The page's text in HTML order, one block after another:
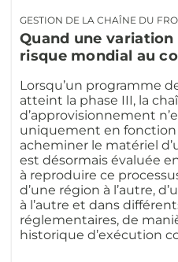
GESTION DE LA CHAÎNE DU
Quand une
risque mondial au
Lorsqu’un programme
atteint la phase III, la
d’approvisionnement
uniquement en fonction
acheminer le matériel
est désormais évaluée
à reproduire ce
d’une région à l’autre,
à l’autre et dans
réglementaires, de
historique d’exécution